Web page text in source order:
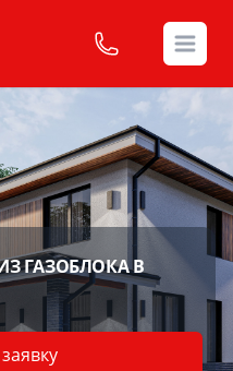
ГАЗОБЛОКА В